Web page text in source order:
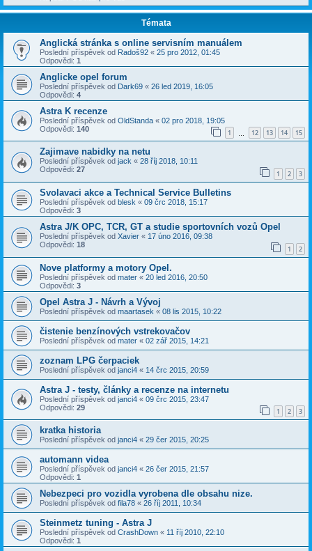
Témata
Anglická stránka s online servisním manuálem
Poslední příspěvek od Radoš92 « 25 pro 2012, 01:45
Odpovědi: 1
Anglicke opel forum
Poslední příspěvek od Dark69 « 26 led 2019, 16:05
Odpovědi: 4
Astra K recenze
Poslední příspěvek od OldStanda « 02 pro 2018, 19:05
Odpovědi: 140 1 12 13 14 15
Zajimave nabidky na netu
Poslední příspěvek od jack « 28 říj 2018, 10:11
Odpovědi: 27 1 2 3
Svolavaci akce a Technical Service Bulletins
Poslední příspěvek od blesk « 09 črc 2018, 15:17
Odpovědi: 3
Astra J/K OPC, TCR, GT a studie sportovních vozů Opel
Poslední příspěvek od Xavier « 17 úno 2016, 09:38
Odpovědi: 18 1 2
Nove platformy a motory Opel.
Poslední příspěvek od mater « 20 led 2016, 20:50
Odpovědi: 3
Opel Astra J - Návrh a Vývoj
Poslední příspěvek od maartasek « 08 lis 2015, 10:22
čistenie benzínových vstrekovačov
Poslední příspěvek od mater « 02 zář 2015, 14:21
zoznam LPG čerpaciek
Poslední příspěvek od janci4 « 14 črc 2015, 20:59
Astra J - testy, články a recenze na internetu
Poslední příspěvek od janci4 « 09 črc 2015, 23:47
Odpovědi: 29 1 2 3
kratka historia
Poslední příspěvek od janci4 « 29 čer 2015, 20:25
automann videa
Poslední příspěvek od janci4 « 26 čer 2015, 21:57
Odpovědi: 1
Nebezpeci pro vozidla vyrobena dle obsahu nize.
Poslední příspěvek od fila78 « 26 říj 2011, 10:34
Steinmetz tuning - Astra J
Poslední příspěvek od CrashDown « 11 říj 2010, 22:10
Odpovědi: 1